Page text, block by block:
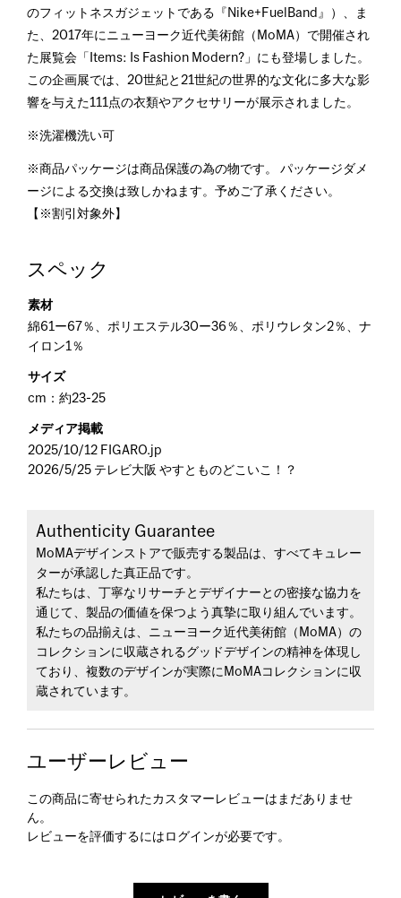
のフィットネスガジェットである『Nike+FuelBand』）、ま
た、2017年にニューヨーク近代美術館（MoMA）で開催され
た展覧会「Items: Is Fashion Modern?」にも登場しました。
この企画展では、20世紀と21世紀の世界的な文化に多大な影
響を与えた111点の衣類やアクセサリーが展示されました。
※洗濯機洗い可
※商品パッケージは商品保護の為の物です。 パッケージダメ
ージによる交換は致しかねます。予めご了承ください。
【※割引対象外】
スペック
素材
綿61ー67％、ポリエステル30ー36％、ポリウレタン2％、ナ
イロン1％
サイズ
cm：約23-25
メディア掲載
2025/10/12 FIGARO.jp
2026/5/25 テレビ大阪 やすとものどこいこ！？
Authenticity Guarantee
MoMAデザインストアで販売する製品は、すべてキュレー
ターが承認した真正品です。
私たちは、丁寧なリサーチとデザイナーとの密接な協力を
通じて、製品の価値を保つよう真摯に取り組んでいます。
私たちの品揃えは、ニューヨーク近代美術館（MoMA）の
コレクションに収蔵されるグッドデザインの精神を体現し
ており、複数のデザインが実際にMoMAコレクションに収
蔵されています。
ユーザーレビュー
この商品に寄せられたカスタマーレビューはまだありませ
ん。
レビューを評価するには ログインが必要です。